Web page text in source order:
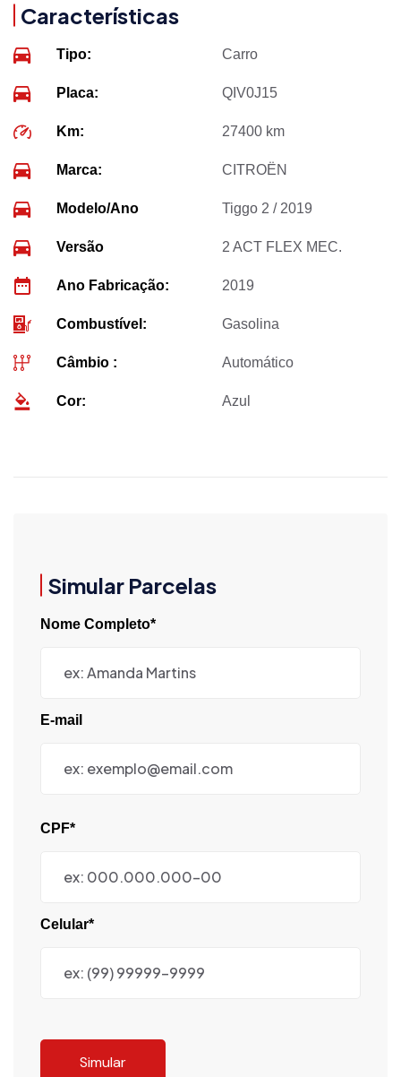
Características
Tipo: Carro
Placa: QIV0J15
Km: 27400 km
Marca: CITROËN
Modelo/Ano Tiggo 2 / 2019
Versão 2 ACT FLEX MEC.
Ano Fabricação: 2019
Combustível: Gasolina
Câmbio : Automático
Cor: Azul
Simular Parcelas
Nome Completo*
E-mail
CPF*
Celular*
Simular